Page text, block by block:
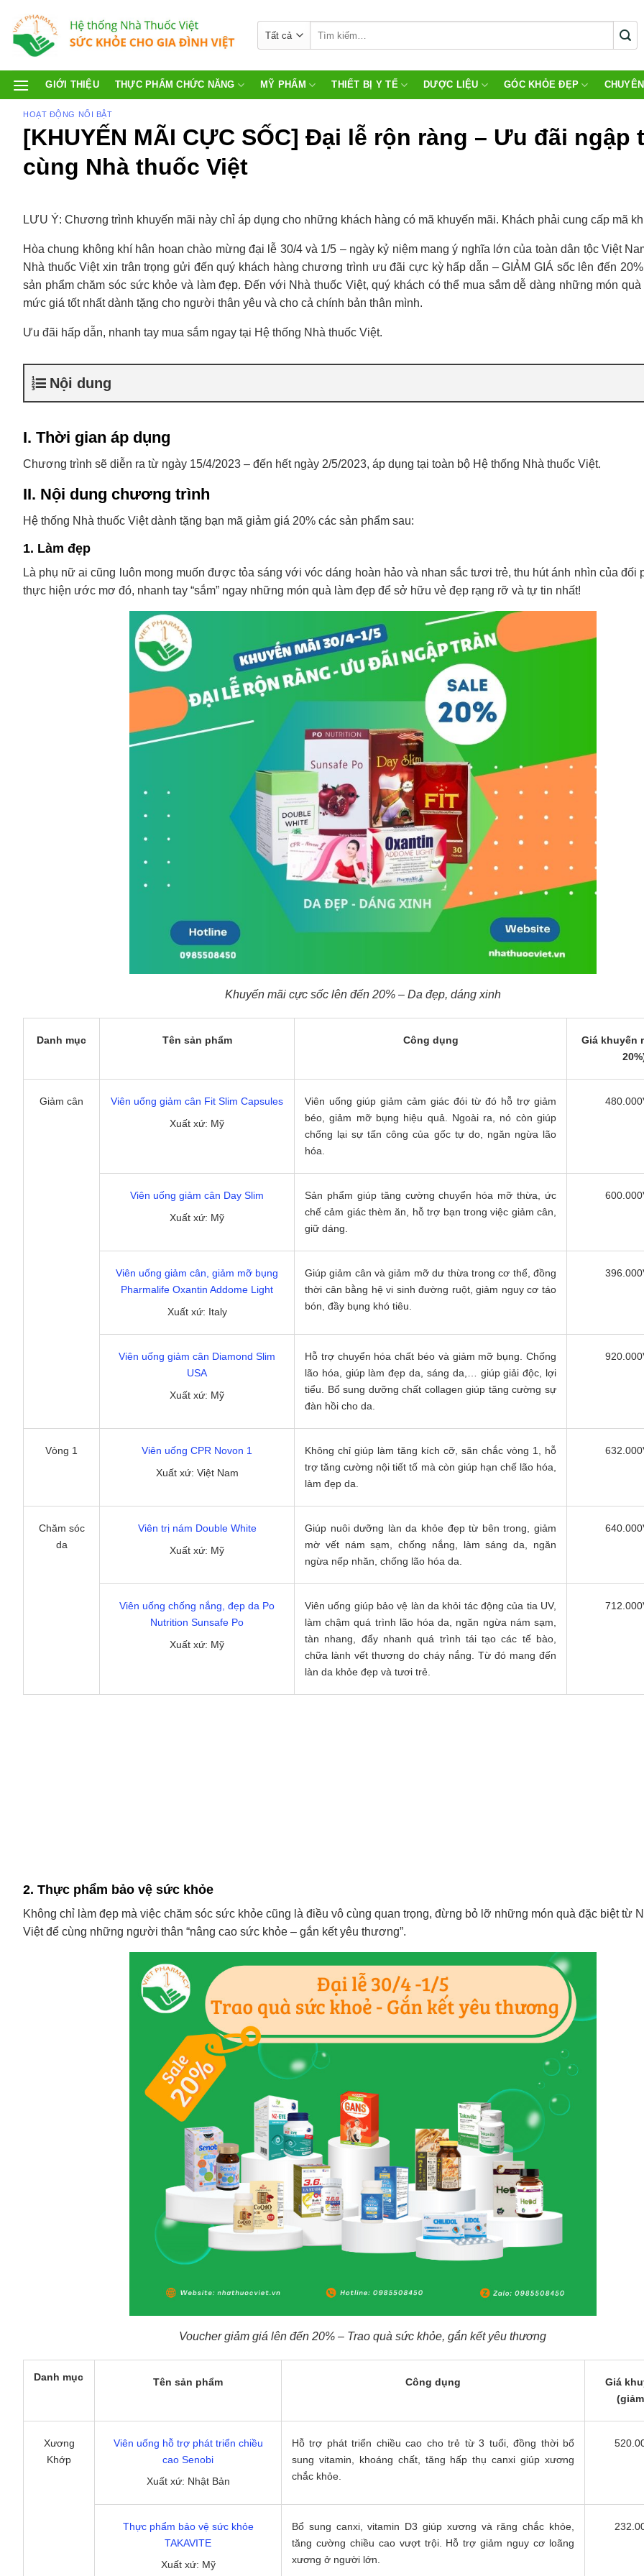
GIỚI THIỆU THỰC PHẨM CHỨC NĂNG MỸ PHẨM THIẾT BỊ Y TẾ DƯỢC LIỆU GÓC KHỎE ĐẸP
HOẠT ĐỘNG NỔI BẬT
[KHUYẾN MÃI CỰC SỐC] Đại lễ rộn ràng – Ưu đãi ngập
cùng Nhà thuốc Việt
LƯU Ý: Chương trình khuyến mãi này chỉ áp dụng cho những khách hàng có mã khuyến mãi. Khách phải cung cấp mã
Hòa chung không khí hân hoan chào mừng đại lễ 30/4 và 1/5 – ngày kỷ niệm mang ý nghĩa lớn của toàn dân tộc Việt
Nhà thuốc Việt xin trân trọng gửi đến quý khách hàng chương trình ưu đãi cực kỳ hấp dẫn – GIẢM GIÁ sốc lên đến
sản phẩm chăm sóc sức khỏe và làm đẹp. Đến với Nhà thuốc Việt, quý khách có thể mua sắm dễ dàng những món
mức giá tốt nhất dành tặng cho người thân yêu và cho cả chính bản thân mình.
Ưu đãi hấp dẫn, nhanh tay mua sắm ngay tại Hệ thống Nhà thuốc Việt.
Nội dung
I. Thời gian áp dụng
Chương trình sẽ diễn ra từ ngày 15/4/2023 – đến hết ngày 2/5/2023, áp dụng tại toàn bộ Hệ thống Nhà thuốc Việt.
II. Nội dung chương trình
Hệ thống Nhà thuốc Việt dành tặng bạn mã giảm giá 20% các sản phẩm sau:
1. Làm đẹp
Là phụ nữ ai cũng luôn mong muốn được tỏa sáng với vóc dáng hoàn hảo và nhan sắc tươi trẻ, thu hút ánh nhìn của đối
thực hiện ước mơ đó, nhanh tay “sắm” ngay những món quà làm đẹp để sở hữu vẻ đẹp rạng rỡ và tự tin nhất!
Khuyến mãi cực sốc lên đến 20% – Da đẹp, dáng xinh
Danh mục Tên sản phẩm Công dụng
Giá khuyến
Giảm cân
Viên uống giảm cân Fit Slim Capsules
Xuất xứ: Mỹ
Viên uống giúp giảm cảm giác đói từ đó hỗ trợ giảm
béo, giảm mỡ bụng hiệu quả. Ngoài ra, nó còn giúp
chống lại sự tấn công của gốc tự do, ngăn ngừa lão
hóa.
Viên uống giảm cân Day Slim
Xuất xứ: Mỹ
Sản phẩm giúp tăng cường chuyển hóa mỡ thừa, ức
chế cảm giác thèm ăn, hỗ trợ bạn trong việc giảm cân,
giữ dáng.
Viên uống giảm cân, giảm mỡ bụng
Pharmalife Oxantin Addome Light
Xuất xứ: Italy
Giúp giảm cân và giảm mỡ dư thừa trong cơ thể, đồng
thời cân bằng hệ vi sinh đường ruột, giảm nguy cơ táo
bón, đầy bụng khó tiêu.
Viên uống giảm cân Diamond Slim
USA
Xuất xứ: Mỹ
Hỗ trợ chuyển hóa chất béo và giảm mỡ bụng. Chống
lão hóa, giúp làm đẹp da, sáng da,… giúp giải độc, lợi
tiểu. Bổ sung dưỡng chất collagen giúp tăng cường sự
đàn hồi cho da.
Vòng 1
Viên uống CPR Novon 1
Xuất xứ: Việt Nam
Không chỉ giúp làm tăng kích cỡ, săn chắc vòng 1, hỗ
trợ tăng cường nội tiết tố mà còn giúp hạn chế lão hóa,
làm đẹp da.
Chăm sóc
da
Viên trị nám Double White
Xuất xứ: Mỹ
Giúp nuôi dưỡng làn da khỏe đẹp từ bên trong, giảm
mờ vết nám sạm, chống nắng, làm sáng da, ngăn
ngừa nếp nhăn, chống lão hóa da.
Viên uống chống nắng, đẹp da Po
Nutrition Sunsafe Po
Xuất xứ: Mỹ
Viên uống giúp bảo vệ làn da khỏi tác động của tia UV,
làm chậm quá trình lão hóa da, ngăn ngừa nám sạm,
tàn nhang, đẩy nhanh quá trình tái tạo các tế bào,
chữa lành vết thương do cháy nắng. Từ đó mang đến
làn da khỏe đẹp và tươi trẻ.
2. Thực phẩm bảo vệ sức khỏe
Không chỉ làm đẹp mà việc chăm sóc sức khỏe cũng là điều vô cùng quan trọng, đừng bỏ lỡ những món quà đặc biệt từ
Việt để cùng những người thân “nâng cao sức khỏe – gắn kết yêu thương”.
Voucher giảm giá lên đến 20% – Trao quà sức khỏe, gắn kết yêu thương
Danh mục Tên sản phẩm Công dụng
Giá
Xương
Khớp
Viên uống hỗ trợ phát triển chiều
cao Senobi
Xuất xứ: Nhật Bản
Hỗ trợ phát triển chiều cao cho trẻ từ 3 tuổi, đồng thời bổ
sung vitamin, khoáng chất, tăng hấp thụ canxi giúp xương
chắc khỏe.
Thực phẩm bảo vệ sức khỏe
TAKAVITE
Xuất xứ: Mỹ
Bổ sung canxi, vitamin D3 giúp xương và răng chắc khỏe,
tăng cường chiều cao vượt trội. Hỗ trợ giảm nguy cơ loãng
xương ở người lớn.